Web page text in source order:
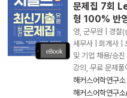
문제집 7회
형 100% 반
영, 군무원 | 경찰(
세무사 | 회계사 |
및 기업 채용/승
강의, 무료 문제
해커스어학연구소
해커스어학연구